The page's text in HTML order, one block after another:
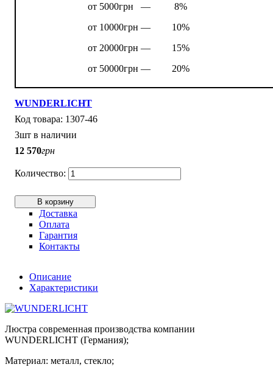
от 5000грн —
8%
от 10000грн —
10%
от 20000грн —
15%
от 50000грн —
20%
WUNDERLICHT
1307-46
3шт в наличии
12 570грн
В корзину
Доставка
Оплата
Гарантия
Контакты
Описание
Характеристики
Люстра современная производства компании
WUNDERLICHT (Германия);
Материал: металл, стекло;